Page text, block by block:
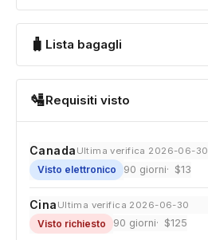
🧳 Lista bagagli
🛂Requisiti visto
Canada Ultima verifica 2026-06-30
Visto elettronico 90 giorni $13
Cina Ultima verifica 2026-06-30
Visto richiesto 90 giorni $125